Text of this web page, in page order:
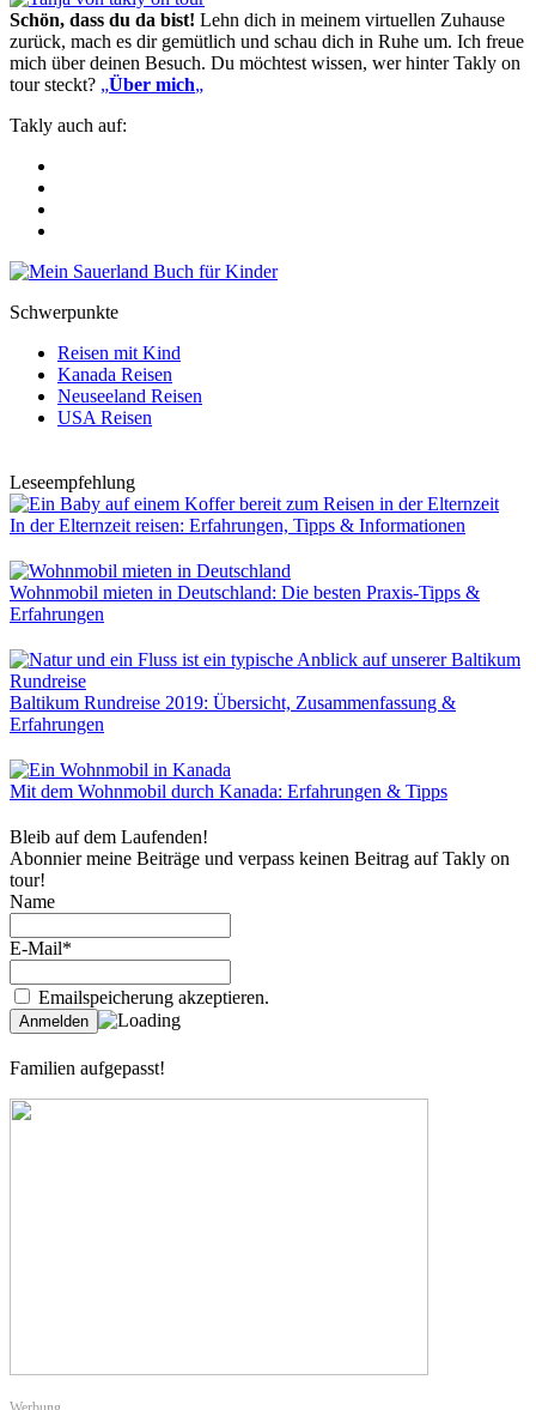
Schön, dass du da bist! Lehn dich in meinem virtuellen Zuhause
zurück, mach es dir gemütlich und schau dich in Ruhe um. Ich freue
mich über deinen Besuch. Du möchtest wissen, wer hinter Takly on
tour steckt? „Über mich„
Takly auch auf:
Schwerpunkte
Reisen mit Kind
Kanada Reisen
Neuseeland Reisen
USA Reisen
Leseempfehlung
In der Elternzeit reisen: Erfahrungen, Tipps & Informationen
Wohnmobil mieten in Deutschland: Die besten Praxis-Tipps &
Erfahrungen
Baltikum Rundreise 2019: Übersicht, Zusammenfassung &
Erfahrungen
Mit dem Wohnmobil durch Kanada: Erfahrungen & Tipps
Bleib auf dem Laufenden!
Abonnier meine Beiträge und verpass keinen Beitrag auf Takly on
tour!
Name
E-Mail*
Emailspeicherung akzeptieren.
Familien aufgepasst!